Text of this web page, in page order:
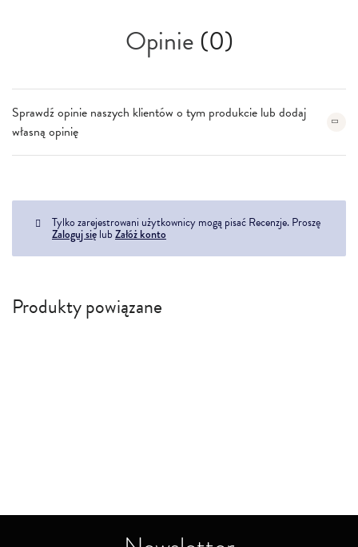
Opinie(0)
Sprawdź opinie naszych klientów o tym produkcie lub dodaj
własną opinię
Tylko zarejestrowani użytkownicy mogą pisać Recenzje. Proszę
Zaloguj się lub Załóż konto
Produkty powiązane